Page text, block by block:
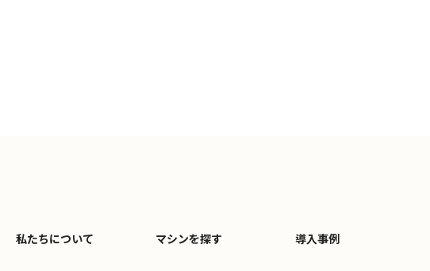
私たちについて マシンを探す 導入事例